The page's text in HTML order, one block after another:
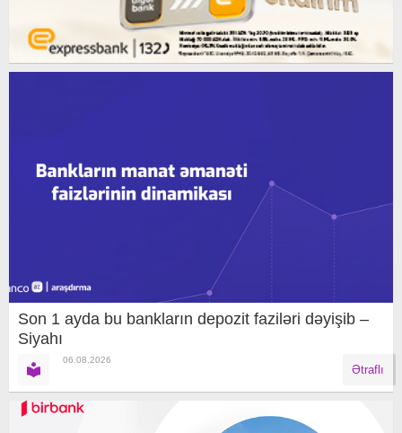
Son 1 ayda bu bankların depozit faziləri dəyişib –
Siyahı
06.08.2026
Ətraflı